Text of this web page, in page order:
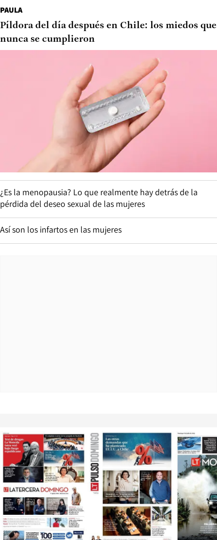
PAULA
Píldora del día después en Chile: los miedos que
nunca se cumplieron
¿Es la menopausia? Lo que realmente hay detrás de la
pérdida del deseo sexual de las mujeres
Así son los infartos en las mujeres
Opens in new window Opens in